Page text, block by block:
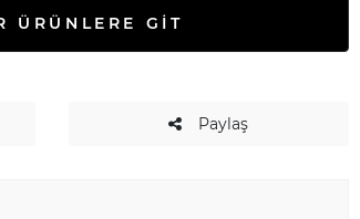
ÜRÜNLERE GİT
Paylaş